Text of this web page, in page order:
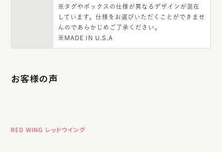
※タグやボックスの仕様が異なるデザインが混在
しています。仕様をお選びいただくことができませ
んのであらかじめご了承ください。
※MADE IN U.S.A
お客様の声
RED WING レッドウイング